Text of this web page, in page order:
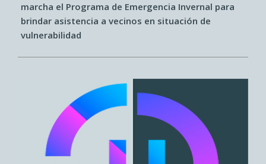
marcha el Programa de Emergencia Invernal para
brindar asistencia a vecinos en situación de
vulnerabilidad